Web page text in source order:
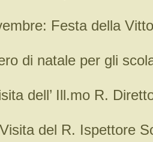
Festa della
di natale per gli
dell’ Ill.mo R.
del R. Ispettore